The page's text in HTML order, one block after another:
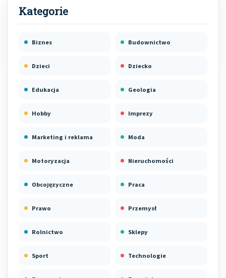
Biznes Budownictwo
Dzieci Dziecko
Edukacja Geologia
Hobby Imprezy
Marketing i reklama Moda
Motoryzacja Nieruchomości
Obcojęzyczne Praca
Prawo Przemysł
Rolnictwo Sklepy
Sport Technologie